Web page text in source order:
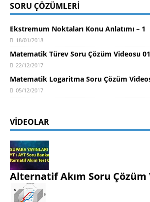
SORU ÇÖZÜMLERI
Ekstremum Noktaları Konu Anlatımı – 1
18/01/2018
Matematik Türev Soru Çözüm Videosu 01
22/12/2017
Matematik Logaritma Soru Çözüm
05/12/2017
VIDEOLAR
Alternatif Akım Soru Çözüm